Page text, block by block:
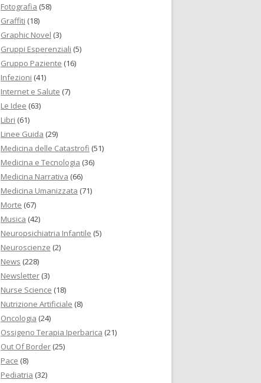
Fotografia (58)
Graffiti (18)
Graphic Novel (3)
Gruppi Esperenziali (5)
Gruppo Paziente (16)
Infezioni (41)
Internet e Salute (7)
Le Idee (63)
Libri (61)
Linee Guida (29)
Medicina delle Catastrofi (51)
Medicina e Tecnologia (36)
Medicina Narrativa (66)
Medicina Umanizzata (71)
Morte (67)
Musica (42)
Neuropsichiatria Infantile (5)
Neuroscienze (2)
News (228)
Newsletter (3)
Nurse Science (18)
Nutrizione Artificiale (8)
Oncologia (24)
Ossigeno Terapia Iperbarica (21)
Out Of Border (25)
Pace (8)
Pediatria (32)